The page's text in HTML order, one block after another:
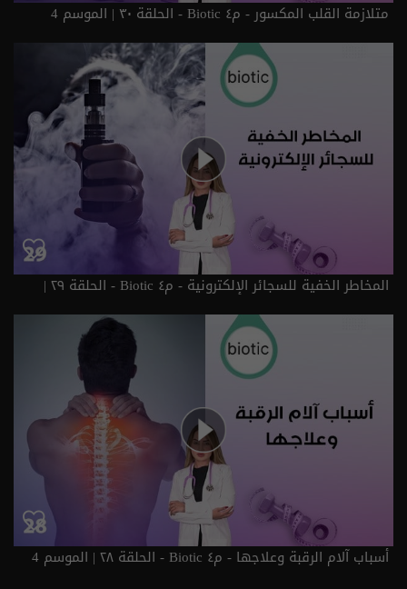
متلازمة القلب المكسور - م٤ Biotic - الحلقة ٣٠ | الموسم 4
المخاطر الخفية للسجائر الإلكترونية - م٤ Biotic - الحلقة ٢٩ |
الموسم 4
أسباب آلام الرقبة وعلاجها - م٤ Biotic - الحلقة ٢٨ | الموسم 4